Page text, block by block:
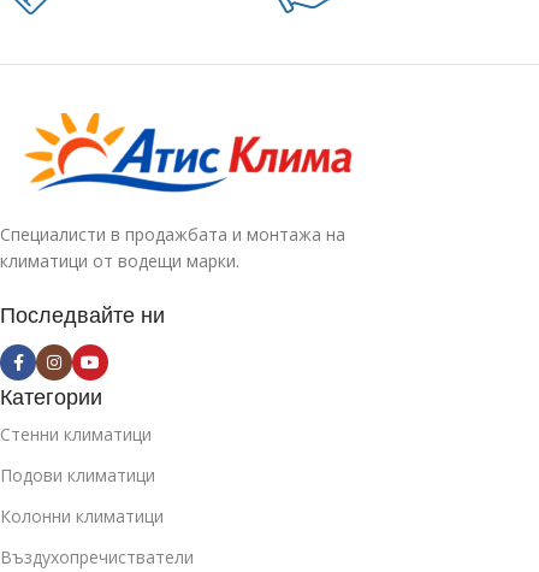
Специалисти в продажбата и монтажа на
климатици от водещи марки.
Последвайте ни
Категории
Стенни климатици
Подови климатици
Колонни климатици
Въздухопречистватели